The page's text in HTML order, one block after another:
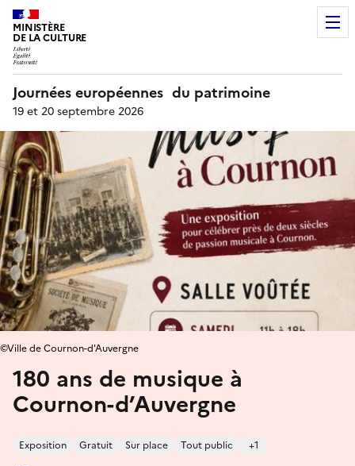
MINISTÈRE
DE LA CULTURE
Journées européennes du patrimoine
19 et 20 septembre 2026
180 ans de musique à
Cournon-d’Auvergne
Exposition Gratuit Sur place Tout public +1
©Ville de Cournon-d'Auvergne